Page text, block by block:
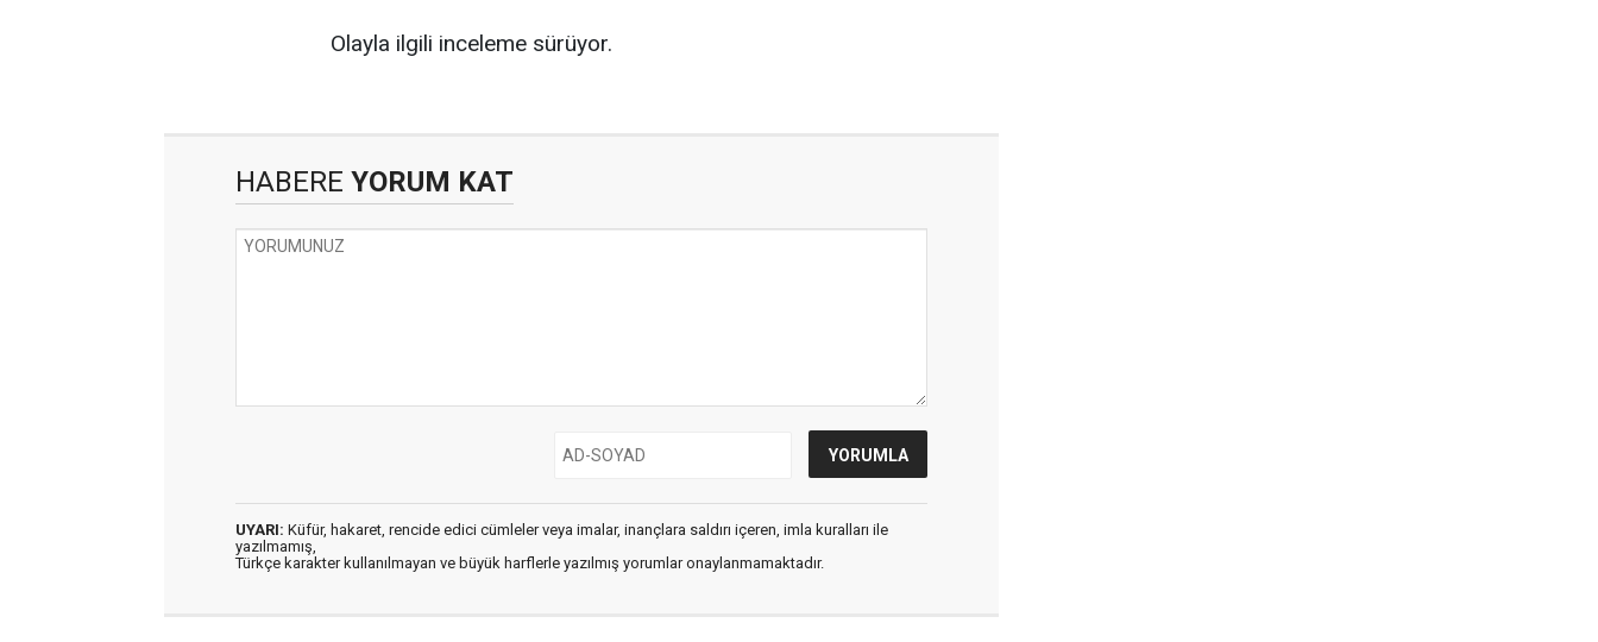
Olayla ilgili inceleme sürüyor.
HABERE YORUM KAT
UYARI: Küfür, hakaret, rencide edici cümleler veya imalar, inançlara saldırı içeren, imla kuralları ile
yazılmamış,
Türkçe karakter kullanılmayan ve büyük harflerle yazılmış yorumlar onaylanmamaktadır.